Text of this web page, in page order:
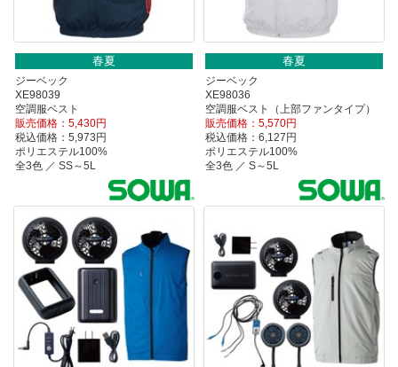
春夏
ジーベック
XE98039
空調服ベスト
販売価格：5,430円
税込価格：5,973円
ポリエステル100%
全3色 ／ SS～5L
春夏
ジーベック
XE98036
空調服ベスト（上部ファンタイプ）
販売価格：5,570円
税込価格：6,127円
ポリエステル100%
全3色 ／ S～5L